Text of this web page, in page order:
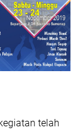
telah